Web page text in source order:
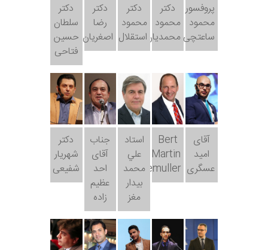
پروفسور
محمود
ساعتچی
دکتر
محمود
محمدیان
دکتر
محمود
استقلال
دکتر
رضا
اصغریان
دکتر
سلطان
حسین
فتاحی
آقای
امید
عسگری
Bert
Martin
Ohnemuller
استاد
علي
محمد
بيدار
مغز
جناب
آقای
احد
عظیم
زاده
دکتر
شهریار
شفیعی